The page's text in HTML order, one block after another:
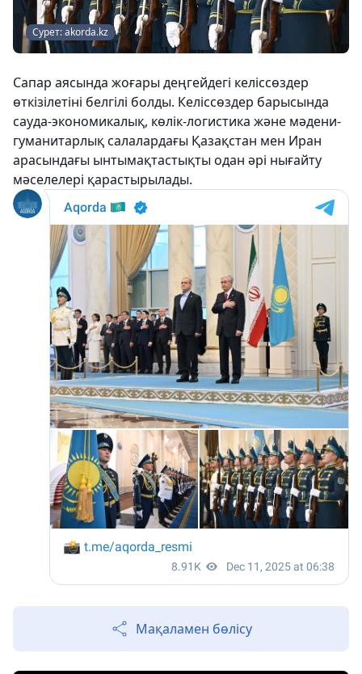
Сурет: akorda.kz
Сапар аясында жоғары деңгейдегі келіссөздер
өткізілетіні белгілі болды. Келіссөздер барысында
сауда-экономикалық, көлік-логистика және мәдени-
гуманитарлық салалардағы Қазақстан мен Иран
арасындағы ынтымақтастықты одан әрі нығайту
мәселелері қарастырылады.
Мақаламен бөлісу